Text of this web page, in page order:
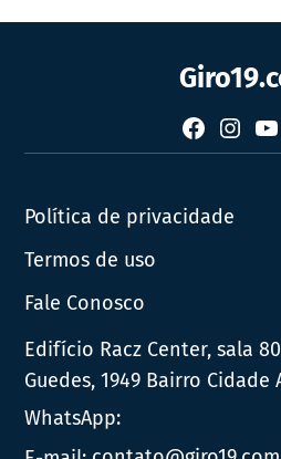
Facebook
Política de privacidade
Termos de uso
Fale Conosco
Edifício Racz Center, sala
Guedes, 1949 Bairro Cidade
WhatsApp: